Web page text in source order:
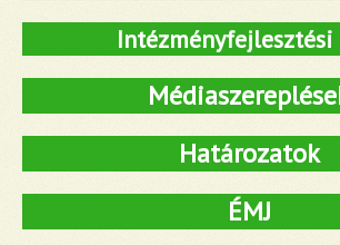
Határozatok
ÉMJ